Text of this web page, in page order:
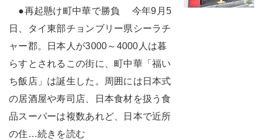
●再起懸け町中華で勝負 今年9月5
日、タイ東部チョンブリー県シーラチ
ャー郡。日本人が3000～4000人は暮
らすとされるこの街に、町中華「福い
ち飯店」は誕生した。周囲には日本式
の居酒屋や寿司店、日本食材を扱う食
品スーパーは複数あれど、日本で近所
の住…続きを読む